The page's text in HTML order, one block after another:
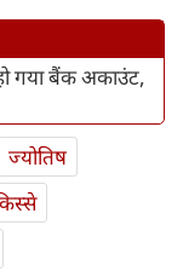
गया बैंक अकाउंट,
ज्योतिष